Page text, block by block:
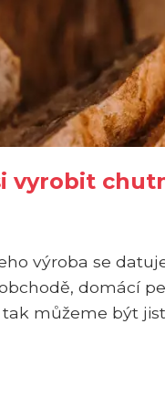
vyrobit
výroba se
domácí
můžeme být